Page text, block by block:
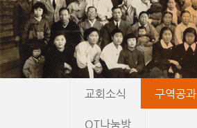
교회소식 구역공과
QT나눔방